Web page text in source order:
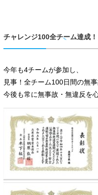
チャレンジ100全チーム達成！
今年も4チームが参加し、
見事！全チーム100日間の無
今後も常に無事故・無違反を